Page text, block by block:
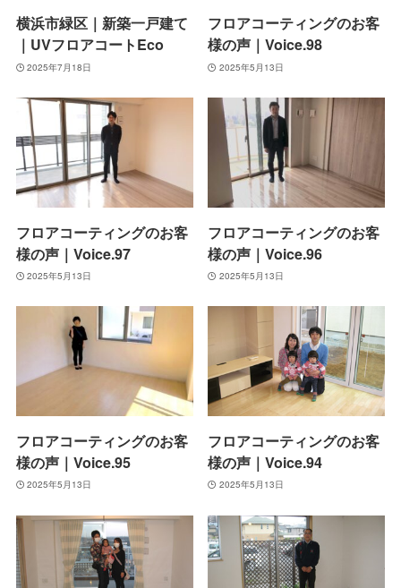
横浜市緑区｜新築一戸建て
｜UVフロアコートEco
2025年7月18日
フロアコーティングのお客
様の声｜Voice.98
2025年5月13日
フロアコーティングのお客
様の声｜Voice.97
2025年5月13日
フロアコーティングのお客
様の声｜Voice.96
2025年5月13日
フロアコーティングのお客
様の声｜Voice.95
2025年5月13日
フロアコーティングのお客
様の声｜Voice.94
2025年5月13日